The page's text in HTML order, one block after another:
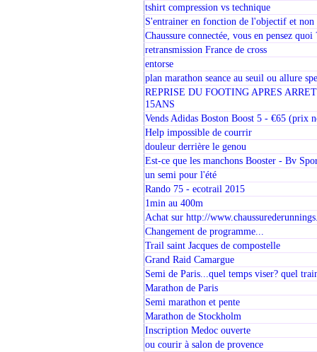
tshirt compression vs technique
S'entrainer en fonction de l'objectif et
Chaussure connectée, vous en pensez quoi
retransmission France de cross
entorse
plan marathon seance au seuil ou allure
REPRISE DU FOOTING APRES
15ANS
Vends Adidas Boston Boost 5 - €65 (prix
Help impossible de courrir
douleur derrière le genou
Est-ce que les manchons Booster - Bv
un semi pour l'été
Rando 75 - ecotrail 2015
1min au 400m
Achat sur http://
Changement de programme...
Trail saint Jacques de compostelle
Grand Raid Camargue
Semi de Paris...quel temps viser? quel
Marathon de Paris
Semi marathon et pente
Marathon de Stockholm
Inscription Medoc ouverte
ou courir à salon de provence